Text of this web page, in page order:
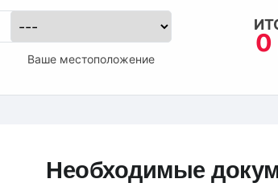
Ваше местоположение
0
Необходимые